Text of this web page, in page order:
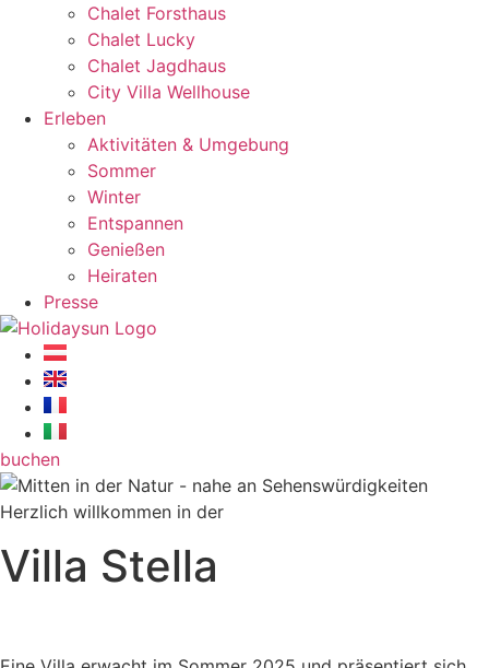
Chalet Forsthaus
Chalet Lucky
Chalet Jagdhaus
City Villa Wellhouse
Erleben
Aktivitäten & Umgebung
Sommer
Winter
Entspannen
Genießen
Heiraten
Presse
buchen
Herzlich willkommen in der
Villa Stella